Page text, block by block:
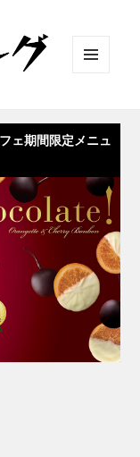
ット
ェ期間限定メニュ